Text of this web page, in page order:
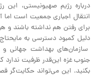
درباره رژیم صهیونیستی، این
انتقال اجباری جمعیت است اما
برای رفتن هم نداشته باشند و
دلیل کمبود دسترسی به
سازمان‌های بهداشت جهانی و
جنوب غزه این‌قدر ظرفیت ندارد